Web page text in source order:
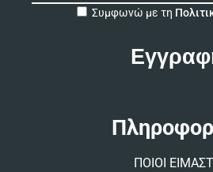
Συμφωνώ με τη
ΠΟΙΟΙ